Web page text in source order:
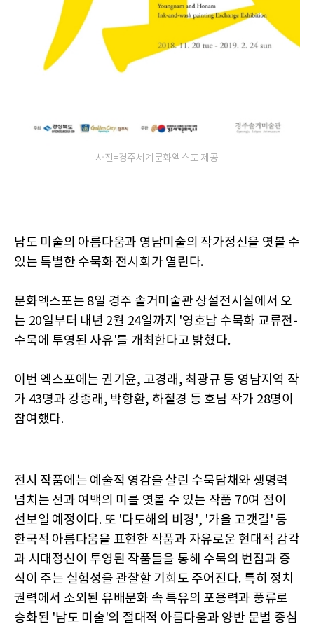
사진=경주세계문화엑스포 제공
남도 미술의 아름다움과 영남미술의 작가정신을 엿볼 수
있는 특별한 수묵화 전시회가 열린다.
문화엑스포는 8일 경주 솔거미술관 상설전시실에서 오
는 20일부터 내년 2월 24일까지 '영호남 수묵화 교류전-
수묵에 투영된 사유'를 개최한다고 밝혔다.
이번 엑스포에는 권기윤, 고경래, 최광규 등 영남지역 작
가 43명과 강종래, 박항환, 하철경 등 호남 작가 28명이
참여했다.
전시 작품에는 예술적 영감을 살린 수묵담채와 생명력
넘치는 선과 여백의 미를 엿볼 수 있는 작품 70여 점이
선보일 예정이다. 또 '다도해의 비경', '가을 고갯길' 등
한국적 아름다움을 표현한 작품과 자유로운 현대적 감각
과 시대정신이 투영된 작품들을 통해 수묵의 번짐과 증
식이 주는 실험성을 관찰할 기회도 주어진다. 특히 정치
권력에서 소외된 유배문화 속 특유의 포용력과 풍류로
승화된 '남도 미술'의 절대적 아름다움과 양반 문벌 중심